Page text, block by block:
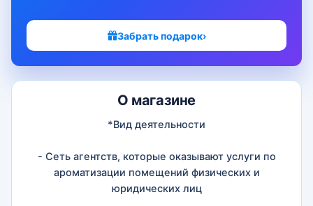
О магазине
*Вид деятельности
- Сеть агентств, которые оказывают услуги по
ароматизации помещений физических и
юридических лиц
Забрать подарок›